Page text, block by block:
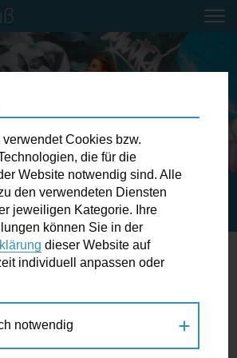
für Kinder und
KALENDER
WIENER
Cookies bzw.
die für die
Website notwendig sind. Alle
den verwendeten Diensten
jeweiligen Kategorie. Ihre
können Sie in der
dieser Website auf
individuell anpassen oder
notwendig